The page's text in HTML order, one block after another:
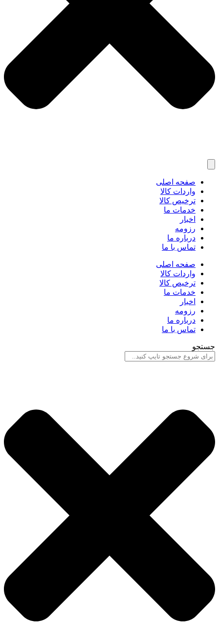
صفحه اصلی
واردات کالا
ترخیص کالا
خدمات ما
اخبار
رزومه
درباره ما
تماس با ما
صفحه اصلی
واردات کالا
ترخیص کالا
خدمات ما
اخبار
رزومه
درباره ما
تماس با ما
جستجو